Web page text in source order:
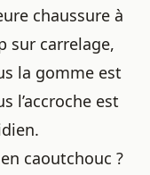
chaussure à
sur carrelage,
la gomme est
l’accroche est
caoutchouc ?